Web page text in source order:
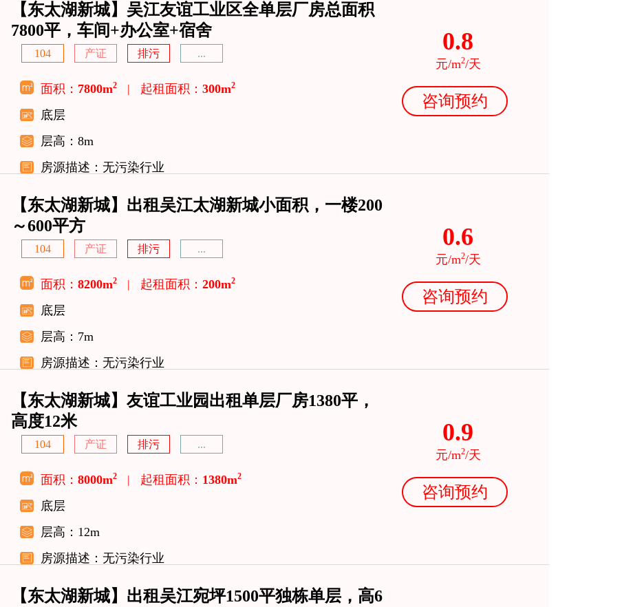
【东太湖新城】吴江友谊工业区全单层厂房总面积
7800平，车间+办公室+宿舍
104 产证 排污 ...
面积： 7800m2 | 起租面积： 300m2
底层
层高：8m
房源描述：无污染行业
0.8
元/m2/天
咨询预约
【东太湖新城】出租吴江太湖新城小面积，一楼200
～600平方
104 产证 排污 ...
面积： 8200m2 | 起租面积： 200m2
底层
层高：7m
房源描述：无污染行业
0.6
元/m2/天
咨询预约
【东太湖新城】友谊工业园出租单层厂房1380平，
高度12米
104 产证 排污 ...
面积： 8000m2 | 起租面积： 1380m2
底层
层高：12m
房源描述：无污染行业
0.9
元/m2/天
咨询预约
【东太湖新城】出租吴江宛坪1500平独栋单层，高6